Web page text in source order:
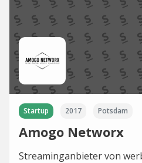
Startup 2017 Potsdam
Amogo Networx
Streaminganbieter von